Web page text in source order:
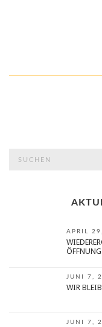
APRIL
JUNI 7,
WIR
JUNI 7,